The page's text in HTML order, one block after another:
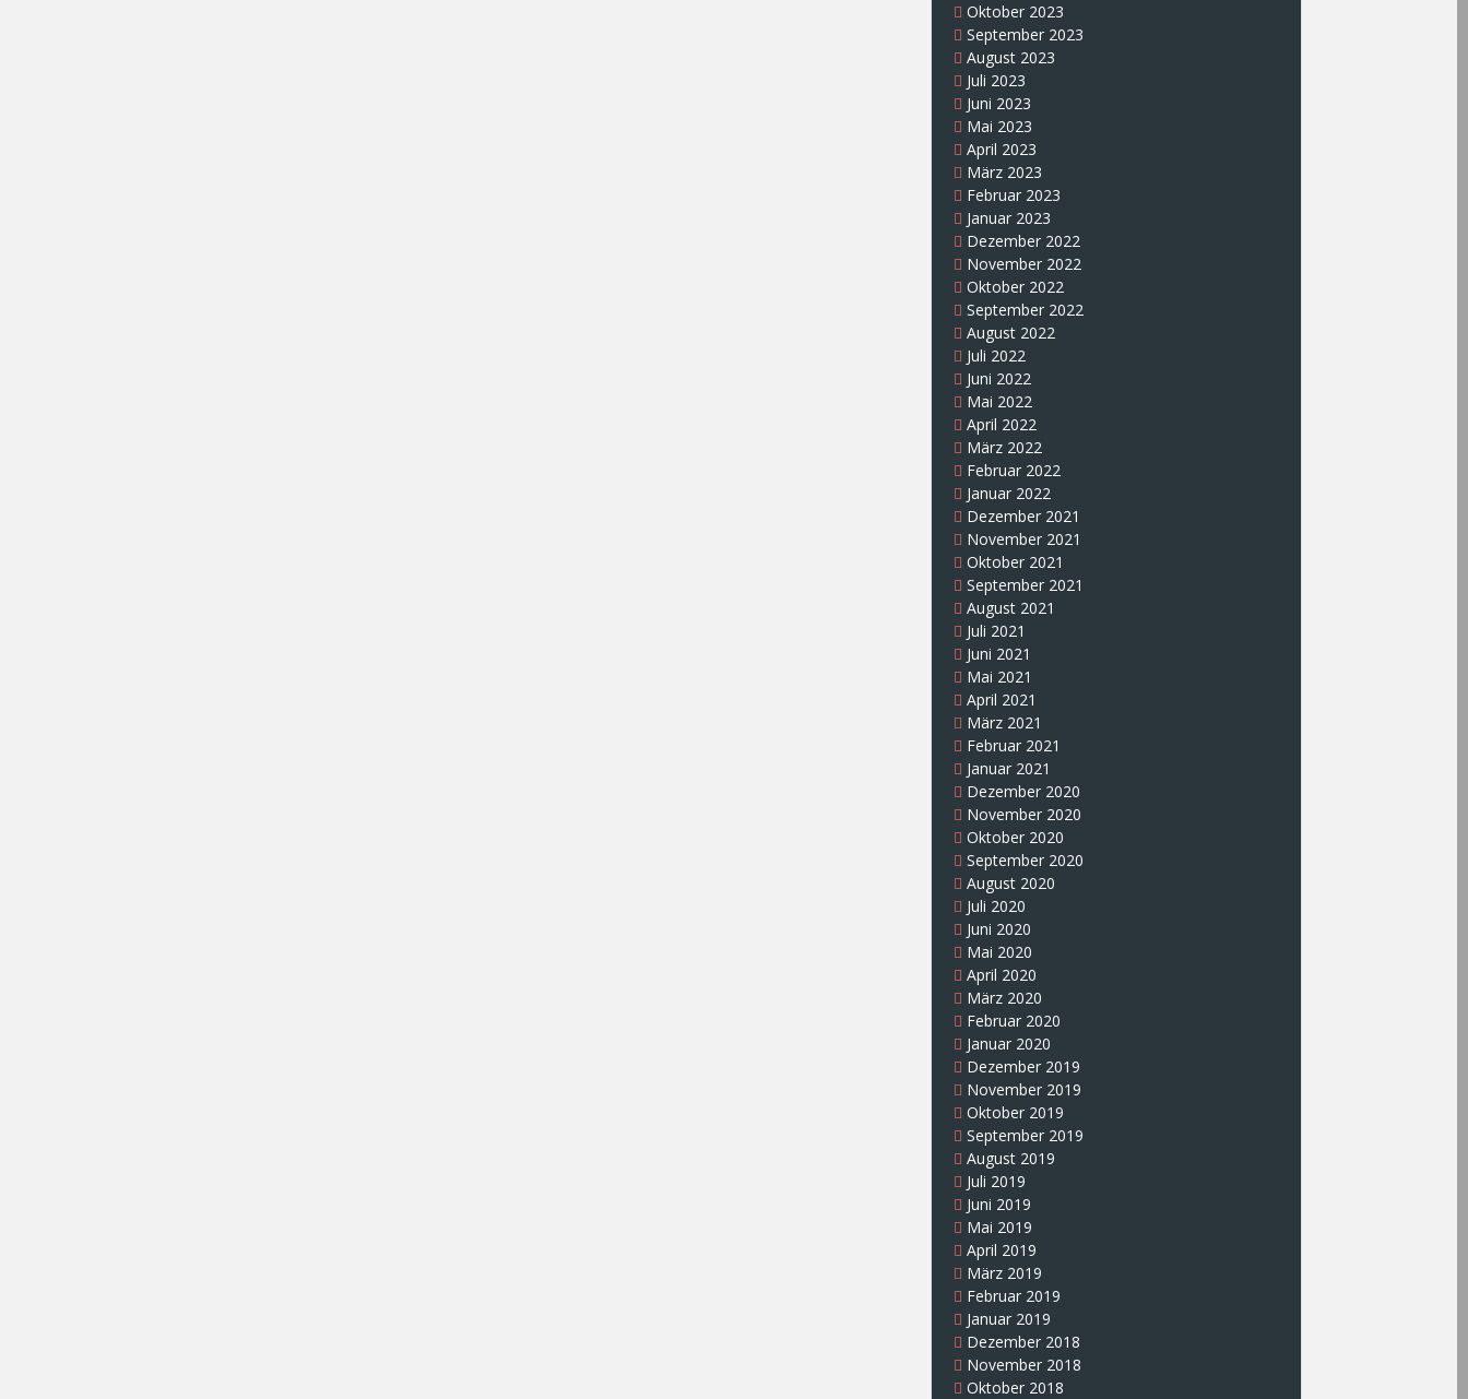
Oktober 2023
September 2023
August 2023
Juli 2023
Juni 2023
Mai 2023
April 2023
März 2023
Februar 2023
Januar 2023
Dezember 2022
November 2022
Oktober 2022
September 2022
August 2022
Juli 2022
Juni 2022
Mai 2022
April 2022
März 2022
Februar 2022
Januar 2022
Dezember 2021
November 2021
Oktober 2021
September 2021
August 2021
Juli 2021
Juni 2021
Mai 2021
April 2021
März 2021
Februar 2021
Januar 2021
Dezember 2020
November 2020
Oktober 2020
September 2020
August 2020
Juli 2020
Juni 2020
Mai 2020
April 2020
März 2020
Februar 2020
Januar 2020
Dezember 2019
November 2019
Oktober 2019
September 2019
August 2019
Juli 2019
Juni 2019
Mai 2019
April 2019
März 2019
Februar 2019
Januar 2019
Dezember 2018
November 2018
Oktober 2018